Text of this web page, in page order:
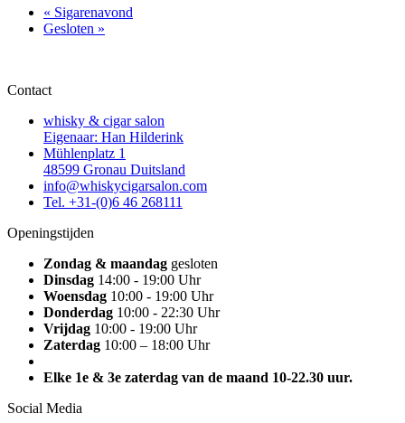
« Sigarenavond
Gesloten »
Contact
whisky & cigar salon
Eigenaar: Han Hilderink
Mühlenplatz 1
48599 Gronau Duitsland
info@whiskycigarsalon.com
Tel. +31-(0)6 46 268111
Openingstijden
Zondag & maandag gesloten
Dinsdag 14:00 - 19:00 Uhr
Woensdag 10:00 - 19:00 Uhr
Donderdag 10:00 - 22:30 Uhr
Vrijdag 10:00 - 19:00 Uhr
Zaterdag 10:00 – 18:00 Uhr
Elke 1e & 3e zaterdag van de maand 10-22.30 uur.
Social Media